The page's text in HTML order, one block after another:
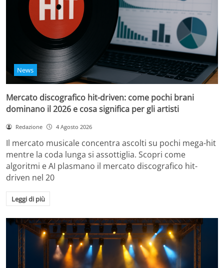
News
Mercato discografico hit-driven: come pochi brani
dominano il 2026 e cosa significa per gli artisti
Redazione 4 Agosto 2026
Il mercato musicale concentra ascolti su pochi mega-hit
mentre la coda lunga si assottiglia. Scopri come
algoritmi e AI plasmano il mercato discografico hit-
driven nel 20
Leggi di più